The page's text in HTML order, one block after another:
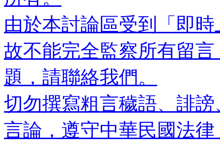
由於本討論區受到「即
故不能完全監察所有留
題，請聯絡我們。
切勿撰寫粗言穢語、誹
言論，遵守中華民國法